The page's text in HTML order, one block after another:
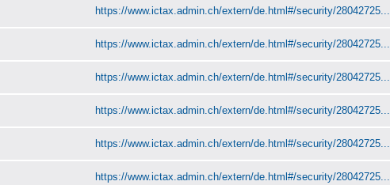
https://www.ictax.admin.ch/extern/de.html#/security/28042725...
https://www.ictax.admin.ch/extern/de.html#/security/28042725...
https://www.ictax.admin.ch/extern/de.html#/security/28042725...
https://www.ictax.admin.ch/extern/de.html#/security/28042725...
https://www.ictax.admin.ch/extern/de.html#/security/28042725...
https://www.ictax.admin.ch/extern/de.html#/security/28042725...